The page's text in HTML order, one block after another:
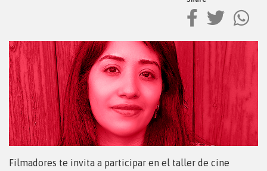
Filmadores te invita a participar en el taller de cine